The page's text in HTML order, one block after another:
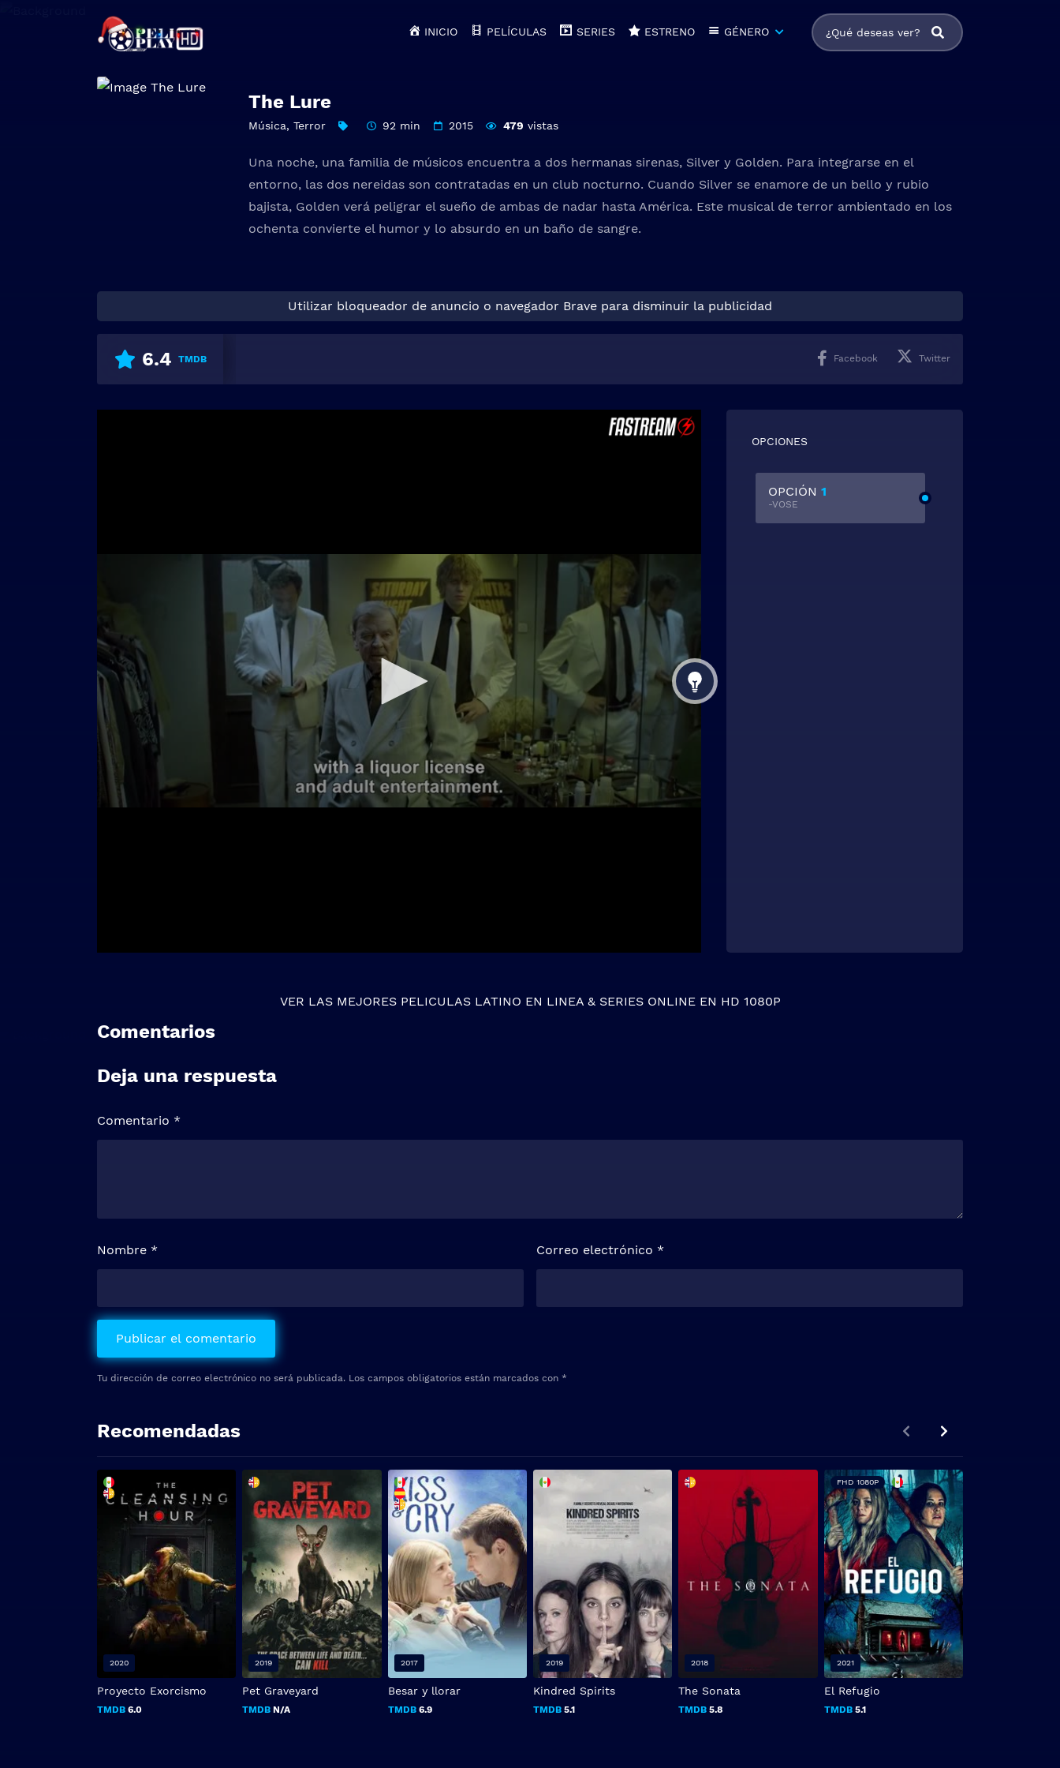
INICIO PELÍCULAS SERIES ESTRENO GÉNERO
The Lure
Música, Terror 92 min 2015 479 vistas
Una noche, una familia de músicos encuentra a dos hermanas sirenas, Silver y Golden. Para integrarse en el
entorno, las dos nereidas son contratadas en un club nocturno. Cuando Silver se enamore de un bello y rubio
bajista, Golden verá peligrar el sueño de ambas de nadar hasta América. Este musical de terror ambientado en los
ochenta convierte el humor y lo absurdo en un baño de sangre.
Utilizar bloqueador de anuncio o navegador Brave para disminuir la publicidad
6.4 TMDB Facebook Twitter
OPCIONES
OPCIÓN 1
-VOSE
VER LAS MEJORES PELICULAS LATINO EN LINEA& SERIES ONLINEEN HD 1080P
Comentarios
Deja una respuesta
Tu dirección de correo electrónico no será publicada. Los campos obligatorios están marcados con *
Comentario *
Nombre * Correo electrónico *
Recomendadas
Proyecto Exorcismo
TMDB 6.0
2020
Pet Graveyard
TMDB N/A
2019
Besar y llorar
TMDB6.9
2017
Kindred Spirits
TMDB5.1
2019
The Sonata
TMDB 5.8
2018
El Refugio
TMDB5.1
FHD 1080P
2021